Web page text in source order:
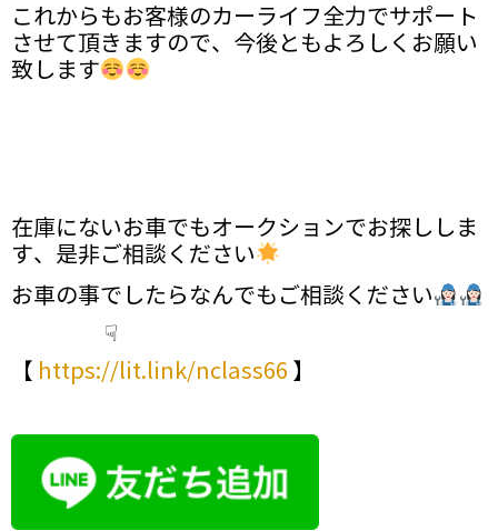
これからもお客様のカーライフ全力でサポート
させて頂きますので、今後ともよろしくお願い
致します
在庫にないお車でもオークションでお探ししま
す、是非ご相談ください
お車の事でしたらなんでもご相談ください
☟
【 https://lit.link/nclass66 】